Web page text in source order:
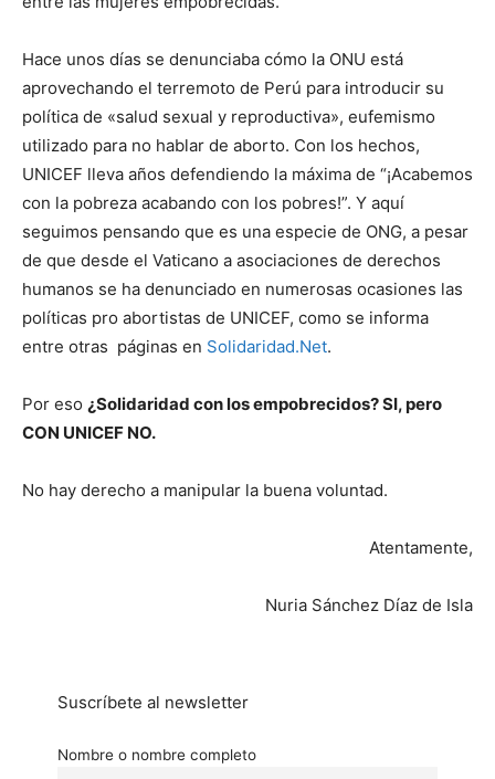
Hace unos días se denunciaba cómo la ONU está
aprovechando el terremoto de Perú para introducir su
política de «salud sexual y reproductiva», eufemismo
utilizado para no hablar de aborto. Con los hechos,
UNICEF lleva años defendiendo la máxima de “¡Acabemos
con la pobreza acabando con los pobres!”. Y aquí
seguimos pensando que es una especie de ONG, a pesar
de que desde el Vaticano a asociaciones de derechos
humanos se ha denunciado en numerosas ocasiones las
políticas pro abortistas de UNICEF, como se informa
entre otras páginas en Solidaridad.Net.
Por eso ¿Solidaridad con los empobrecidos? SI, pero
CON UNICEF NO.
No hay derecho a manipular la buena voluntad.
Atentamente,
Nuria Sánchez Díaz de Isla
Suscríbete al newsletter
Nombre o nombre completo